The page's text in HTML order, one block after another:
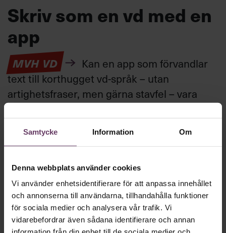
Samtycke Information Om
Denna webbplats använder cookies
Vi använder enhetsidentifierare för att anpassa innehållet
och annonserna till användarna, tillhandahålla funktioner
för sociala medier och analysera vår trafik. Vi
vidarebefordrar även sådana identifierare och annan
Skriv som en vd med en
app
MVH VD
Kan en app som förvandlar
text till korthugget vd-språk – utan
artighetsfraser, men gärna stavfel – vara
toppcheferna?
Text:Fredrik Kullberg
Publicerad2026-08-07